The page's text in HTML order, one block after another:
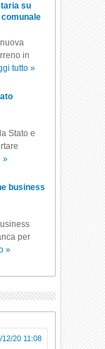
su
in
tutto »
Stato e
»
business
per
»
12/20 11:08